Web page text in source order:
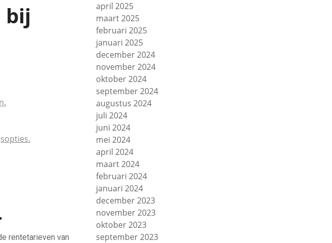
bij
rentetarieven van
april 2025
maart 2025
februari 2025
januari 2025
december 2024
november 2024
oktober 2024
september 2024
augustus 2024
juli 2024
juni 2024
mei 2024
april 2024
maart 2024
februari 2024
januari 2024
december 2023
november 2023
oktober 2023
september 2023